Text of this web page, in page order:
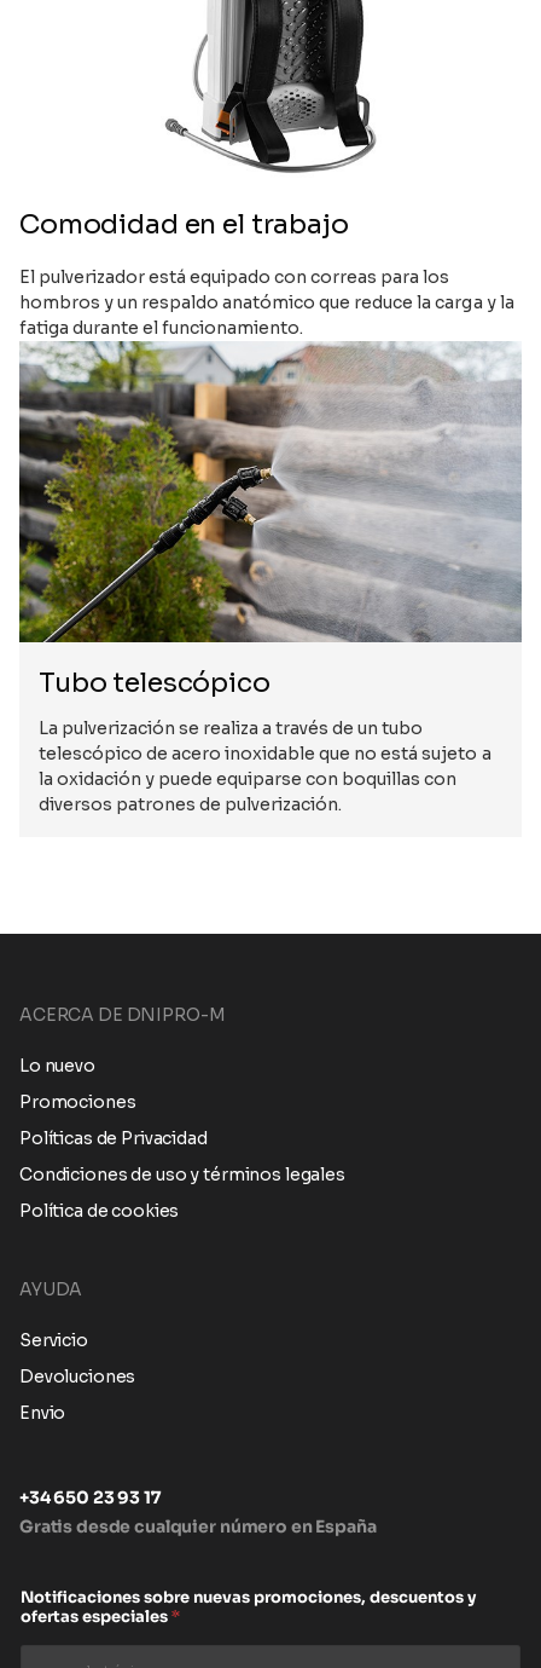
Comodidad en el trabajo
El pulverizador está equipado con correas para los
hombros y un respaldo anatómico que reduce la carga y la
fatiga durante el funcionamiento.
Tubo telescópico
La pulverización se realiza a través de un tubo
telescópico de acero inoxidable que no está sujeto a
la oxidación y puede equiparse con boquillas con
diversos patrones de pulverización.
ACERCA DE DNIPRO-M
Lo nuevo
Promociones
Políticas de Privacidad
Condiciones de uso y términos legales
Política de cookies
AYUDA
Servicio
Devoluciones
Envio
+34 650 23 93 17
Gratis desde cualquier número en España
Notificaciones sobre nuevas promociones, descuentos y
ofertas especiales*